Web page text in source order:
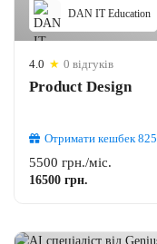
DAN IT Education
4.0 ★ 0 відгуків
Product Design
Отримати кешбек825
5500 грн./міс.
16500 грн.